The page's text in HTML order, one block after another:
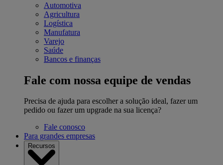
Automotiva
Agricultura
Logística
Manufatura
Varejo
Saúde
Bancos e finanças
Fale com nossa equipe de vendas
Precisa de ajuda para escolher a solução ideal, fazer um
pedido ou fazer um upgrade na sua licença?
Fale conosco
Para grandes empresas
Recursos